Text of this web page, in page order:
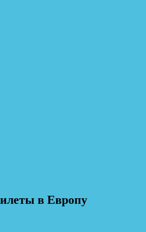
путешествовать!
в Европу